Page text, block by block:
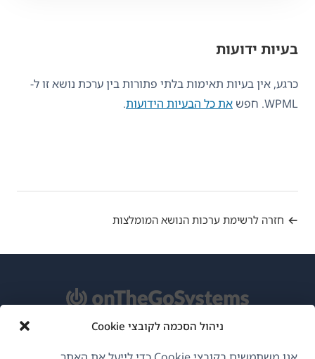
ניהול הסכמה לקובצי Cookie
בעיות ידועות
כרגע, אין בעיות תאימות בלתי פתורות בין ערכת נושא זו ל-
WPML. חפש
את כל הבעיות הידועות.
חזרה לרשימת ערכות הנושא המומלצות